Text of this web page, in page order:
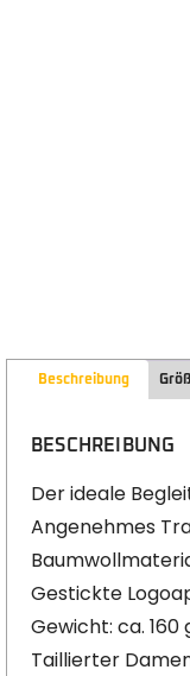
Beschreibung
BESCHREIBUNG
Der ideale
Angenehmes
Gestickte
Gewicht: ca. 160
Taillierter